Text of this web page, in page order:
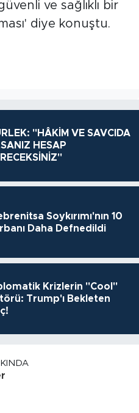
ve sağlıklı bir
diye konuştu.
"HÂKİM VE SAVCIDA
HESAP
Soykırımı'nın 10
Daha Defnedildi
Krizlerin "Cool"
Trump'ı Bekleten